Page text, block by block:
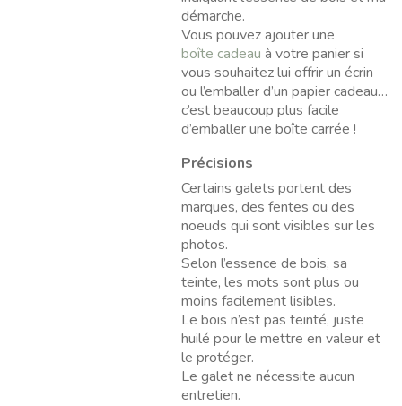
démarche.
Vous pouvez ajouter une
boîte cadeau à votre panier si
vous souhaitez lui offrir un écrin
ou l’emballer d’un papier cadeau…
c’est beaucoup plus facile
d’emballer une boîte carrée !
Précisions
Certains galets portent des
marques, des fentes ou des
noeuds qui sont visibles sur les
photos.
Selon l’essence de bois, sa
teinte, les mots sont plus ou
moins facilement lisibles.
Le bois n’est pas teinté, juste
huilé pour le mettre en valeur et
le protéger.
Le galet ne nécessite aucun
entretien.